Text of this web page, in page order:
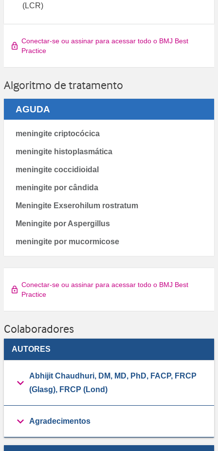
(LCR)
Conectar-se ou assinar para acessar todo o BMJ Best
Practice
Algoritmo de tratamento
AGUDA
meningite criptocócica
meningite histoplasmática
meningite coccidioidal
meningite por cândida
Meningite Exserohilum rostratum
Meningite por Aspergillus
meningite por mucormicose
Conectar-se ou assinar para acessar todo o BMJ Best
Practice
Colaboradores
AUTORES
Abhijit Chaudhuri, DM, MD, PhD, FACP, FRCP
(Glasg), FRCP (Lond)
Agradecimentos